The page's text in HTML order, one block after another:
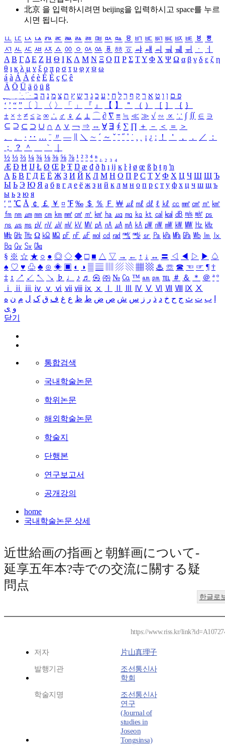
北京 을 입력하시려면 beijing을 입력하시고 space를 누르
시면 됩니다.
ㅥ ㅦ ㅧ ㅨ ㅩ ㅪ ㅫ ㅬ ㅭ ㅮ ㅯ ㅰ ㅱ ㅲ ㅳ ㅴ ㅵ ㅶ ㅷ ㅸ
ㅹ
ㅺ ㅻ ㅼ ㅽ ㅾ ㅿ ㆀ ㆁ ㆂ ㆃ ㆄ ㆅ ㆆ ㆇ ㆈ ㆉ ㆊ ㆋ ㆌ ㆍ
ㆎ
Α Β ΓΔ Ε Ζ Η Θ Ι ΚΛ Μ Ν Ξ Ο Π Ρ Σ ΤΥ Φ Χ Ψ Ω α β γ δ ε ζ η
θ ι κ λ μ ν ξ ο π ρ σ τ υ φ χ ψ ω
á à Á À é è É È ç Ç ê
Ä Ö Ü ä ö ü ß
ִֶֹ ֻּ ׁׂ פ ם ן ו ט א ר ק ף ך ל ח י ע כ ג ד ש ץ ת צ מ נ ה ב
‘ ’ “ ” 〔 〕 〈 〉 「 」 『 』 【 】 ＂ （ ） ［ ］ ｛ ｝
± × ÷ ≠ ≤ ≥ ∞ ∴ ♂ ♀ ∠ ⊥ ⌒ ∂ ∇ ≡ ≒ ≪ ≫ √ ∽ ∝ ∵ ∫ ∬ ∈ ∋
⊆ ⊇ ⊂ ⊃ ∪ ∩ ∧ ∨ ￢ ⇒ ⇔ ∀ ∃ ∮ ∑ ∏ ＋ － ＜ ＝
＞
、
。 · ‥ … ¨ 〃 ― ＼ ∼ ´ ～ ˇ ˘ ˝ ˚ ˙ ¸ ¡ ¿ ː ！ ＇ ， ． ／
：
；
？ ＾ ｀
½ ⅓ ⅔ ¼ ¾ ⅛ ⅜ ⅝ ⅞ ¹ ² ³ ⁴ ⁿ ₁ ₂ ₃ ₄
Æ Ð Ħ Ĳ Ł Ø Œ Þ Ŧ Ŋ æ đ ð ħ ı ĳ ĸ ŀ ł ø œ ß þ ŧ ŋ ŉ
А Б В Г Д Е Ё Ж З И Й К Л М Н О П Р С Т У Ф Х Ц Ч Ш Щ Ъ
Ы Ь Э Ю Я а б в г д е ё ж з и й к л м н о п р с т у ф х ц ч ш щ ъ
ы ь э ю я
′ ″ ℃ Å ￠ ￡ ￥ ¤ ℉ ‰ ＄ ％ Ｆ ￦ ㎕ ㎖ ㎗ ℓ ㎘ ㏄ ㎣ ㎤ ㎥ ㎦
㎙ ㎚ ㎛ ㎜ ㎝ ㎞ ㎟ ㎠ ㎡ ㎢ ㏊ ㎍ ㎎ ㎏ ㏏ ㎈ ㎉ ㏈ ㎧ ㎨ ㎰
㎱ ㎲ ㎳ ㎴ ㎵ ㎶ ㎷ ㎸ ㎹ ㎀ ㎁ ㎂ ㎃ ㎄ ㎺ ㎻ ㎽ ㎾ ㎿ ㎐ ㎑
㎒ ㎓ ㎔ Ω ㏀ ㏁ ㎊ ㎋ ㎌ ㏖ ㏅ ㎭ ㎮ ㎯ ㏛ ㎩ ㎪ ㎫ ㎬ ㏝ ㏐
㏓
㏃ ㏉ ㏜ ㏆
§ ※ ☆ ★ ○ ● ◎ ◇ ◆ □ ■ △ ▽ → ← ↑ ↓ ↔ 〓 ◁ ◀ ▷ ▶ ♤
♠ ♡ ♥ ♧ ♣ ⊙ ◈ ▣ ◐ ◑ ▒ ▤ ▨ ▧ ▦ ▩ ♨ ☏ ☎ ☜ ☞ ¶ †
‡ ↕ ↗ ↙ ↖ ↘ ♭ ♩ ♪ ♬ ㉿ ㈜ № ㏇ ™ ㏂ ㏘ ℡ ＃ ＆ ＊ ＠ ª º
ⅰ
ⅱ ⅲ ⅳ ⅴ ⅵ ⅶ ⅷ ⅸ ⅹ Ⅳ Ⅴ Ⅵ Ⅶ Ⅷ Ⅸ Ⅹ
ب ت ث ج ح خ د ذ ر ز س ش ص ض ط ظ ع غ ف ق ک ل م ن ه
و ی
닫기
통합검색
국내학술논문
학위논문
해외학술논문
학술지
단행본
연구보고서
공개강의
home
국내학술논문 상세
近世給画の指画と朝鮮画について-
延享五年本?寺での交流に關する疑
問点
한글로
https://www.riss.kr/
저자 片山真理子
발행기관
조선통신사
학회
학술지명
조선통신사
연구
(Journal of
studies in
Joseon
Tongsinsa)